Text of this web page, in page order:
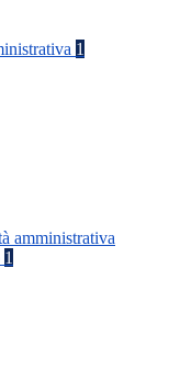
1
amministrativa
1